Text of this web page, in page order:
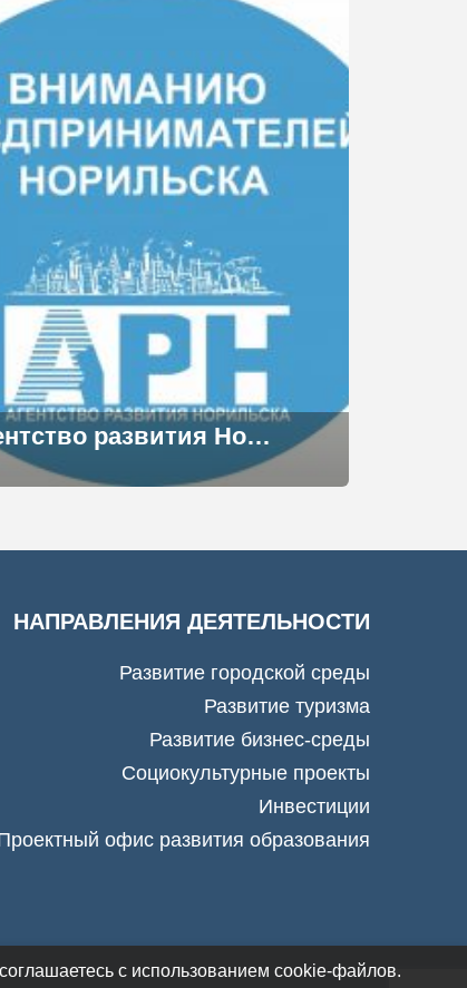
Агентство развития Норильска приглашает предпринимателей принять участие в опросе
НАПРАВЛЕНИЯ ДЕЯТЕЛЬНОСТИ
Развитие городской среды
Развитие туризма
Развитие бизнес-среды
Социокультурные проекты
Инвестиции
офис развития образования
с использованием cookie-файлов.